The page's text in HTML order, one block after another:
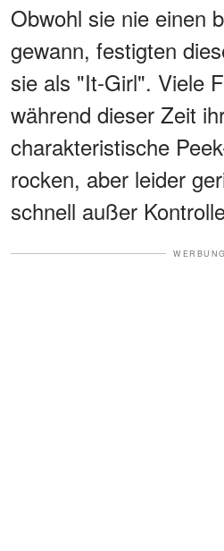
Obwohl sie nie einen
gewann, festigten
sie als "It-Girl". Viele
während dieser Zeit
charakteristische
rocken, aber leider
schnell außer
WERBUNG